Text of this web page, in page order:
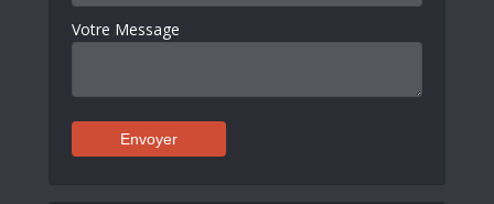
Votre Message